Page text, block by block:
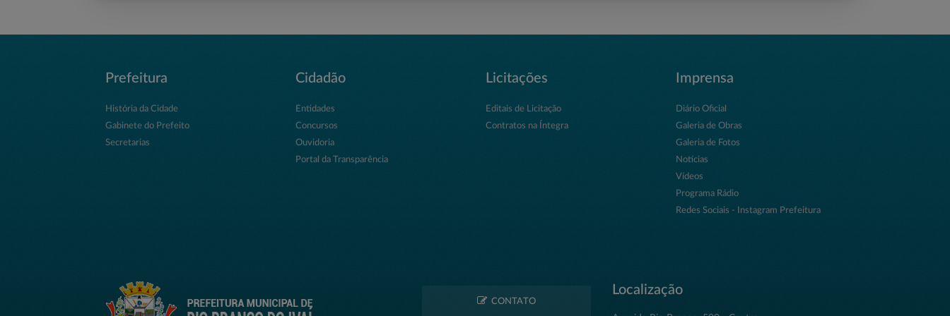
Prefeitura
História da Cidade
Gabinete do Prefeito
Secretarias
Cidadão
Entidades
Concursos
Ouvidoria
Portal da Transparência
Licitações
Editais de Licitação
Contratos na Íntegra
Imprensa
Diário Oficial
Galeria de Obras
Galeria de Fotos
Notícias
Vídeos
Programa Rádio
Redes Sociais - Instagram Prefeitura
CONTATO
Localização